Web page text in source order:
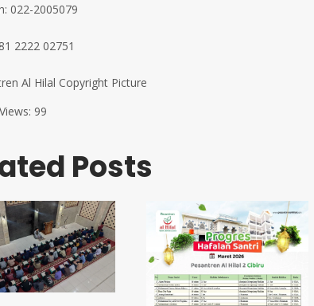
022-2005079
2222 02751
Al Hilal Copyright Picture
99
Posts